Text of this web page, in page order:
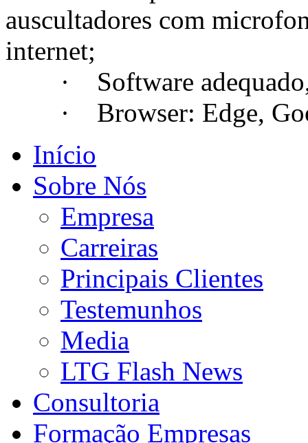
auscultadores com
internet;
· Software adequado,
· Browser: Edge,
Início
Sobre Nós
Empresa
Carreiras
Principais Clientes
Testemunhos
Media
LTG Flash News
Consultoria
Formação Empresas